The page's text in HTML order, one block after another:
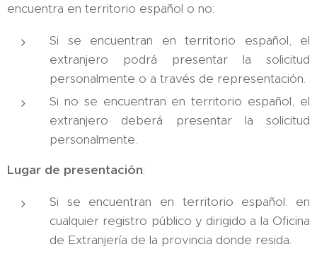
encuentra en territorio español o no:
Si se encuentran en territorio español, el
extranjero podrá presentar la solicitud
personalmente o a través de representación.
Si no se encuentran en territorio español, el
extranjero deberá presentar la solicitud
personalmente.
Lugar de presentación:
Si se encuentran en territorio español: en
cualquier registro público y dirigido a la Oficina
de Extranjería de la provincia donde resida.